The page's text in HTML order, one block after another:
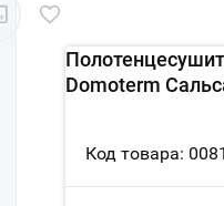
Domoterm
Код товара: